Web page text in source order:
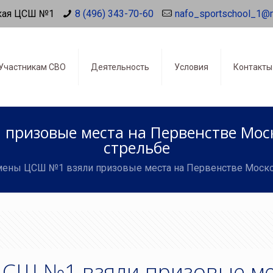
ЦСШ №1 8 (496) 343-70-60
СВО Деятельность Условия Контакты
места на Первенстве
стрельбе
ЦСШ №1 взяли призовые места на Первенстве